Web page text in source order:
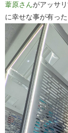
葦原さんがアッサ
に幸せな事が有っ